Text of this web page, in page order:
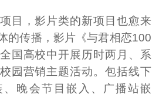
目，影片类的新项目也愈来
的传播，影片《与君相恋100
国高校中开展历时两月、系
园营销主题活动。包括线下
晚会节目嵌入、广播站嵌